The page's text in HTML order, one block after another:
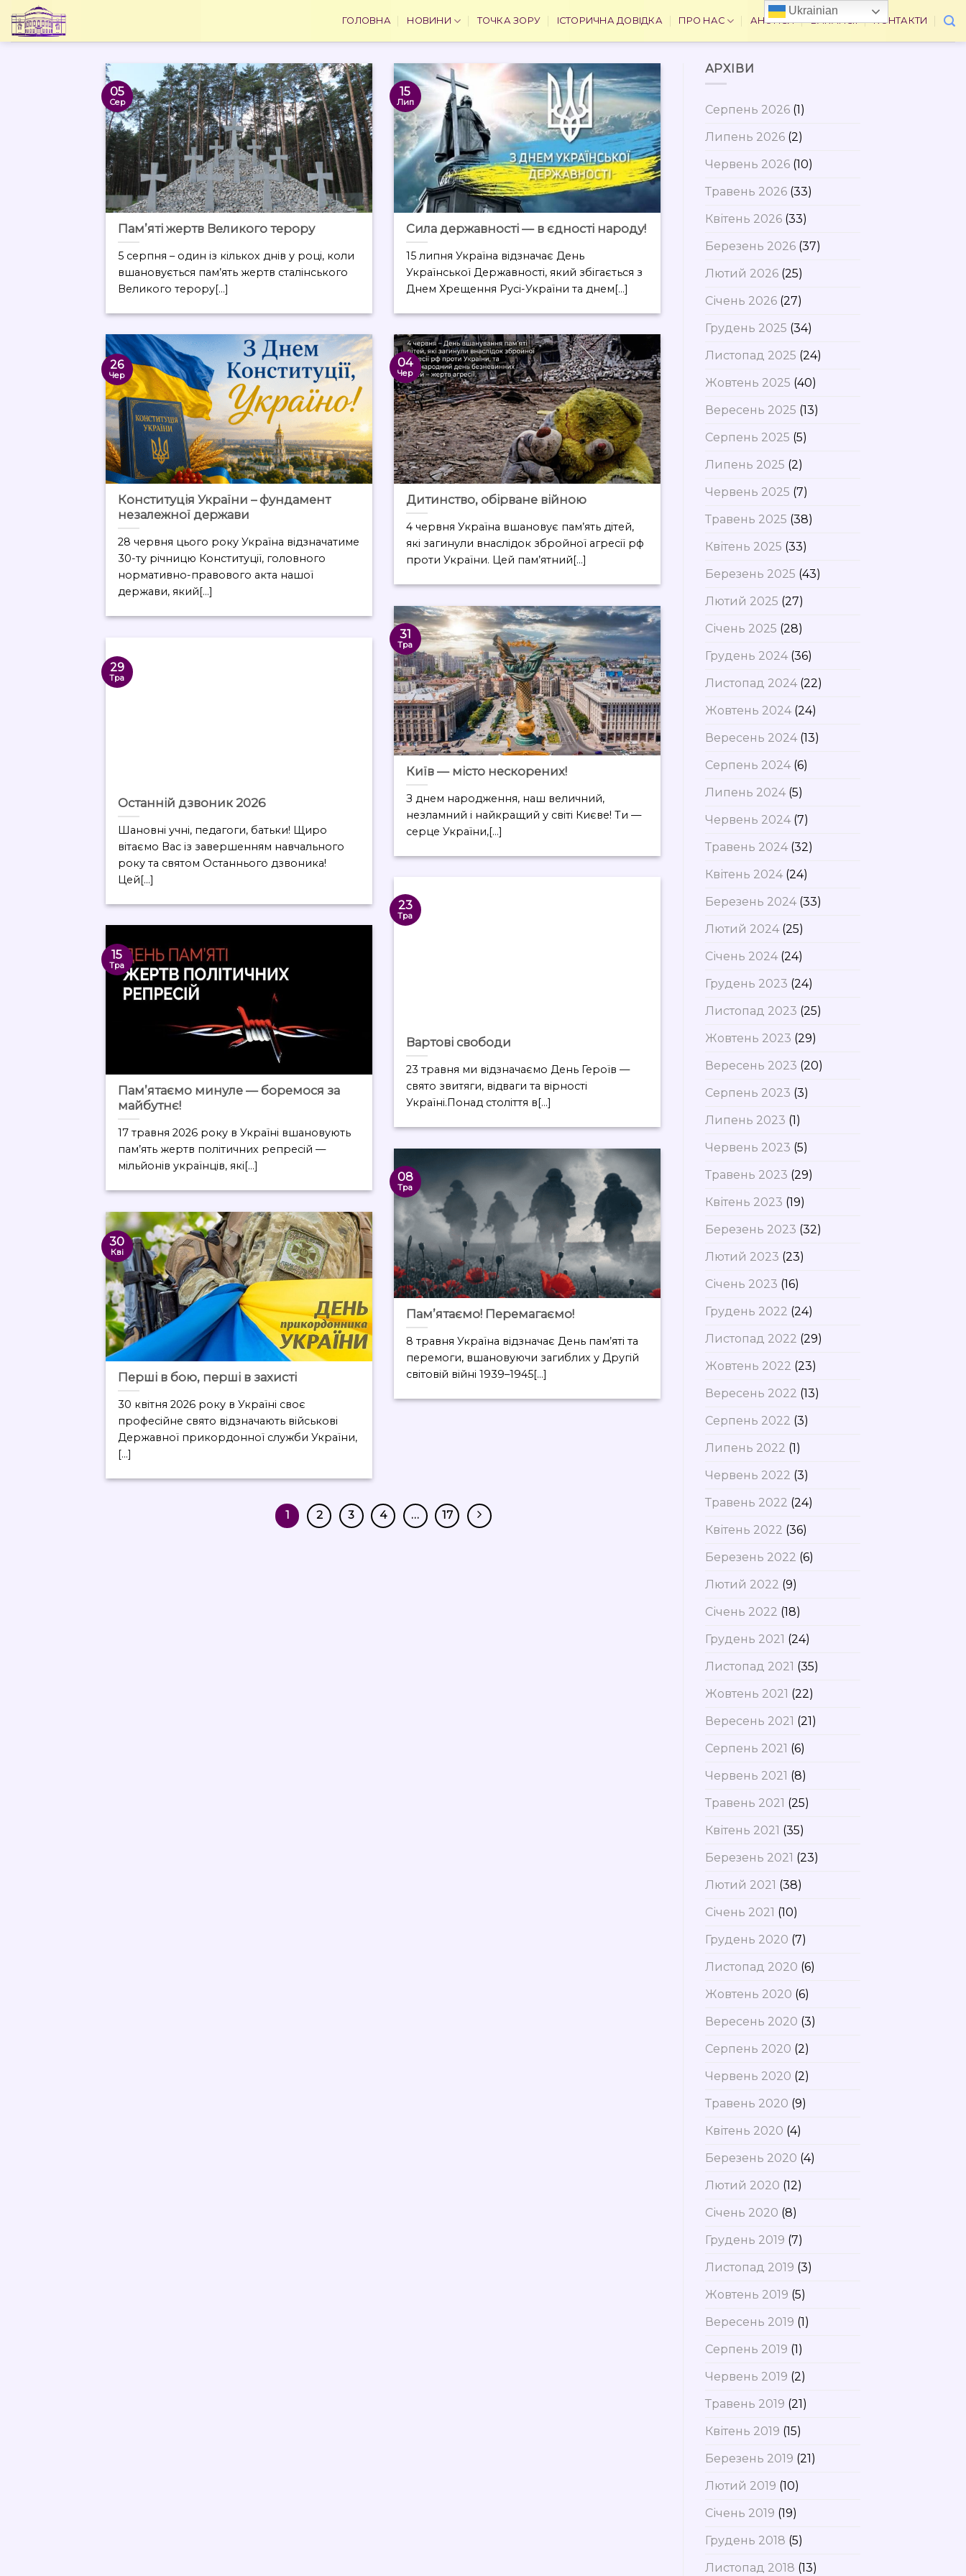
content
ГОЛОВНА НОВИНИ ТОЧКА ЗОРУ ІСТОРИЧНА ДОВІДКА ПРО НАС АНОНСИ ВАКАНСІЇ КОНТАКТИ
Пам’яті жертв Великого терору
5 серпня – один із кількох днів у році, коли
вшановується пам’ять жертв сталінського
Великого терору[...]
05
Сер
Сила державності — в єдності народу!
15 липня Україна відзначає День
Української Державності, який збігається з
Днем Хрещення Русі-України та днем[...]
15
Лип
Конституція України – фундамент
незалежної держави
28 червня цього року Україна відзначатиме
30-ту річницю Конституції, головного
нормативно-правового акта нашої
держави, який[...]
26
Чер
Дитинство, обірване війною
4 червня Україна вшановує пам’ять дітей,
які загинули внаслідок збройної агресії рф
проти України. Цей пам’ятний[...]
04
Чер
Київ — місто нескорених!
З днем народження, наш величний,
незламний і найкращий у світі Києве! Ти —
серце України,[...]
31
Тра
Останній дзвоник 2026
Шановні учні, педагоги, батьки! Щиро
вітаємо Вас із завершенням навчального
року та святом Останнього дзвоника!
Цей[...]
29
Тра
Вартові свободи
23 травня ми відзначаємо День Героїв —
свято звитяги, відваги та вірності
Україні.Понад століття в[...]
23
Тра
Пам’ятаємо минуле — боремося за
майбутнє!
17 травня 2026 року в Україні вшановують
пам’ять жертв політичних репресій —
мільйонів українців, які[...]
15
Тра
Пам’ятаємо! Перемагаємо!
8 травня Україна відзначає День пам’яті та
перемоги, вшановуючи загиблих у Другій
світовій війні 1939–1945[...]
08
Тра
Перші в бою, перші в захисті
30 квітня 2026 року в Україні своє
професійне свято відзначають військові
Державної прикордонної служби України,
[...]
30
Кві
1 2 3 4 … 17
АРХІВИ
Серпень 2026(1)
Липень 2026(2)
Червень 2026(10)
Травень 2026(33)
Квітень 2026(33)
Березень 2026(37)
Лютий 2026(25)
Січень 2026(27)
Грудень 2025 (34)
Листопад 2025 (24)
Жовтень 2025 (40)
Вересень 2025 (13)
Серпень 2025 (5)
Липень 2025 (2)
Червень 2025 (7)
Травень 2025 (38)
Квітень 2025 (33)
Березень 2025 (43)
Лютий 2025 (27)
Січень 2025 (28)
Грудень 2024(36)
Листопад 2024(22)
Жовтень 2024(24)
Вересень 2024(13)
Серпень 2024(6)
Липень 2024(5)
Червень 2024(7)
Травень 2024(32)
Квітень 2024(24)
Березень 2024(33)
Лютий 2024(25)
Січень 2024(24)
Грудень 2023 (24)
Листопад 2023 (25)
Жовтень 2023 (29)
Вересень 2023 (20)
Серпень 2023 (3)
Липень 2023 (1)
Червень 2023 (5)
Травень 2023 (29)
Квітень 2023 (19)
Березень 2023 (32)
Лютий 2023 (23)
Січень 2023 (16)
Грудень 2022 (24)
Листопад 2022 (29)
Жовтень 2022 (23)
Вересень 2022 (13)
Серпень 2022 (3)
Липень 2022 (1)
Червень 2022 (3)
Травень 2022 (24)
Квітень 2022 (36)
Березень 2022 (6)
Лютий 2022 (9)
Січень 2022 (18)
Грудень 2021 (24)
Листопад 2021 (35)
Жовтень 2021 (22)
Вересень 2021 (21)
Серпень 2021 (6)
Червень 2021 (8)
Травень 2021 (25)
Квітень 2021 (35)
Березень 2021 (23)
Лютий 2021 (38)
Січень 2021 (10)
Грудень 2020 (7)
Листопад 2020 (6)
Жовтень 2020 (6)
Вересень 2020 (3)
Серпень 2020 (2)
Червень 2020 (2)
Травень 2020 (9)
Квітень 2020 (4)
Березень 2020 (4)
Лютий 2020 (12)
Січень 2020 (8)
Грудень 2019 (7)
Листопад 2019 (3)
Жовтень 2019 (5)
Вересень 2019 (1)
Серпень 2019 (1)
Червень 2019 (2)
Травень 2019 (21)
Квітень 2019 (15)
Березень 2019 (21)
Лютий 2019 (10)
Січень 2019 (19)
Грудень 2018 (5)
Листопад 2018 (13)
Ukrainian